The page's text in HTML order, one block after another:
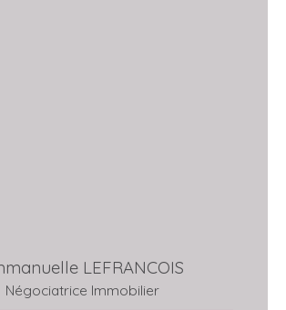
LEFRANCOIS
Négociatrice Immobilier